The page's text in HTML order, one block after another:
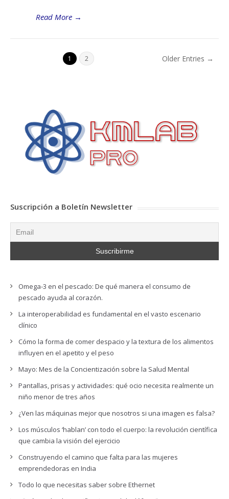
Read More →
1 2 Older Entries →
Suscripción a Boletín Newsletter
Omega-3 en el pescado: De qué manera el consumo de
pescado ayuda al corazón.
La interoperabilidad es fundamental en el vasto escenario
clínico
Cómo la forma de comer despacio y la textura de los alimentos
influyen en el apetito y el peso
Mayo: Mes de la Concientización sobre la Salud Mental
Pantallas, prisas y actividades: qué ocio necesita realmente un
niño menor de tres años
¿Ven las máquinas mejor que nosotros si una imagen es falsa?
Los músculos ‘hablan’ con todo el cuerpo: la revolución científica
que cambia la visión del ejercicio
Construyendo el camino que falta para las mujeres
emprendedoras en India
Todo lo que necesitas saber sobre Ethernet